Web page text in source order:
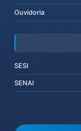
Ouvidoria
SESI
SENAI